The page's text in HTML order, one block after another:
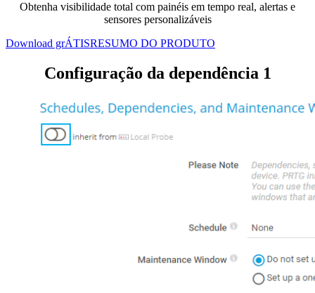
Obtenha visibilidade total com painéis em tempo real, alertas e
sensores personalizáveis
Download grÁTISRESUMO DO PRODUTO
Configuração da dependência 1